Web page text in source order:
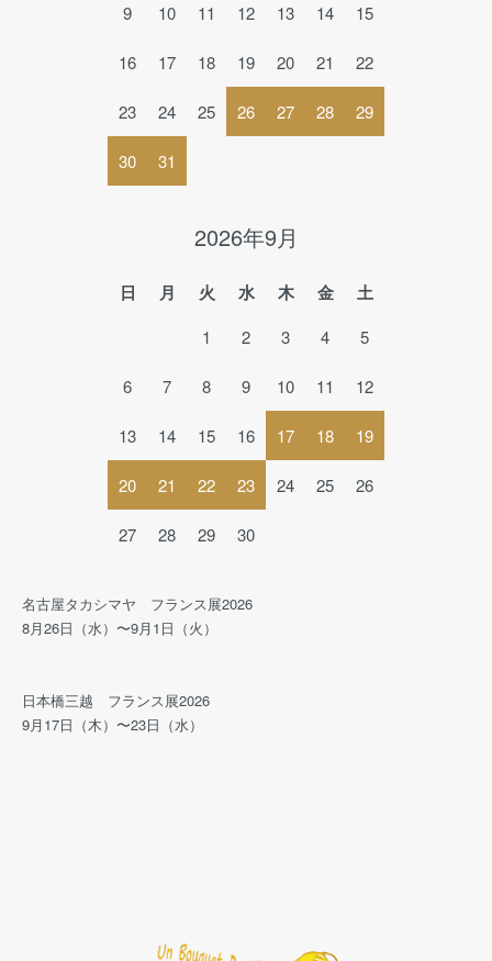
9 10 11 12 13 14 15
16 17 18 19 20 21 22
23 24 25 26 27 28 29
30 31
2026年9月
日 月 火 水 木 金 土
1 2 3 4 5
6 7 8 9 10 11 12
13 14 15 16 17 18 19
20 21 22 23 24 25 26
27 28 29 30
名古屋タカシマヤ フランス展2026
8月26日（水）〜9月1日（火）
日本橋三越 フランス展2026
9月17日（木）〜23日（水）